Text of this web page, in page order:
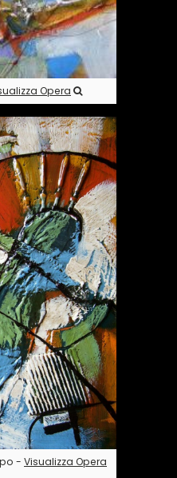
Opera
- Visualizza Opera